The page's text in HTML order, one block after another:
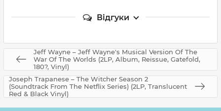
Відгуки
Jeff Wayne – Jeff Wayne's Musical Version Of The
War Of The Worlds (2LP, Album, Reissue, Gatefold,
180?, Vinyl)
Joseph Trapanese – The Witcher Season 2
(Soundtrack From The Netflix Series) (2LP, Translucent
Red & Black Vinyl)